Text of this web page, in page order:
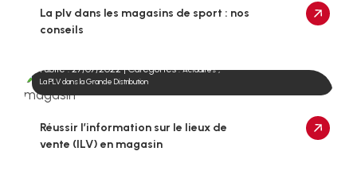
La plv dans les magasins de sport : nos
conseils
Publié : 27/07/2022 | Catégories :Actualités,
La PLV dans la Grande Distribution
Réussir l’information sur le lieux de
vente (ILV) en magasin